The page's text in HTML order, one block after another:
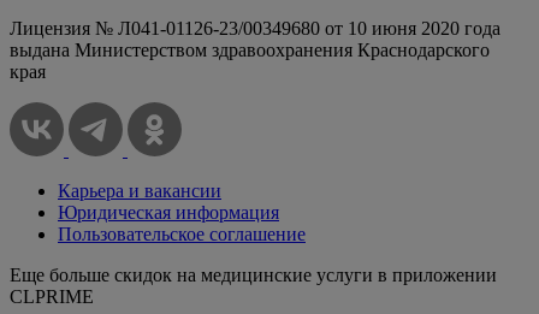
Лицензия № Л041-01126-23/00349680 от 10 июня 2020 года
выдана Министерством здравоохранения Краснодарского
края
Карьера и вакансии
Юридическая информация
Пользовательское соглашение
Еще больше скидок на медицинские услуги в приложении
CLPRIME